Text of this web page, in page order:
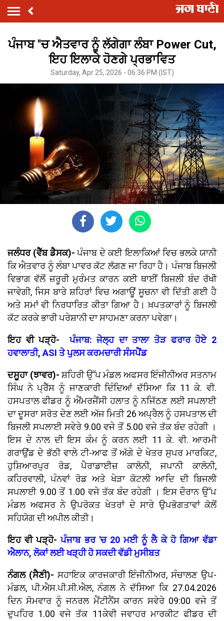
ਪੰਜਾਬ ''ਚ ਐਤਵਾਰ ਨੂੰ ਲੱਗੇਗਾ ਲੰਬਾ Power Cut,
ਇਹ ਇਲਾਕੇ ਹੋਣਗੇ ਪ੍ਰਭਾਵਿਤ
Saturday, Apr 25, 2026 - 06:36 PM (IST)
ਜਲੰਧਰ (ਵੈੱਬ ਡੈਸਕ)-ਪੰਜਾਬ ਦੇ ਕਈ ਇਲਾਕਿਆਂ ਵਿਚ ਭਲਕੇ ਯਾਨੀ
ਕਿ ਐਤਵਾਰ ਨੂੰ ਲੰਬਾ ਪਾਵਰ ਕੱਟ ਲੱਗਣ ਜਾ ਰਿਹਾ ਹੈ। ਪੰਜਾਬ ਬਿਜਲੀ
ਵਿਭਾਗ ਵੱਲੋਂ ਜ਼ਰੂਰੀ ਮੁਰੰਮਤ ਕਾਰਨ ਕਈ ਥਾਈਂ ਬਿਜਲੀ ਬੰਦ ਰੱਖੀ
ਜਾਵੇਗੀ, ਜਿਸ ਬਾਰੇ ਸ਼ਹਿਰਾਂ ਵਿਚ ਅਗਾਊਂ ਸੂਚਨਾ ਵੀ ਦਿੱਤੀ ਗਈ ਹੈ
ਅਤੇ ਸਮਾਂ ਵੀ ਨਿਰਧਾਰਿਤ ਕੀਤਾ ਗਿਆ ਹੈ। ਖ਼ਪਤਕਾਰਾਂ ਨੂੰ ਬਿਜਲੀ
ਕੱਟ ਕਰਕੇ ਭਾਰੀ ਪਰੇਸ਼ਾਨੀ ਦਾ ਸਾਹਮਣਾ ਕਰਨਾ ਪਵੇਗਾ।
ਇਹ ਵੀ ਪੜ੍ਹੋ-ਪੰਜਾਬ: ਜੇਲ੍ਹ ਦਾ ਤਾਲਾ ਤੋੜ ਫਰਾਰ ਹੋਏ 2
ਹਵਾਲਾਤੀ, ASI ਤੇ ਪੁਲਸ ਕਰਮਚਾਰੀ ਸੰਸਪੈਂਡ
ਦਸੂਹਾ (ਝਾਵਰ)- ਸ਼ਹਿਰੀ ਉੱਪ ਮੰਡਲ ਅਫਸਰ ਇੰਜੀਨੀਅਰ ਸਤਨਾਮ
ਸਿੰਘ ਨੇ ਪ੍ਰੈੱਸ ਨੂੰ ਜਾਣਕਾਰੀ ਦਿੰਦਿਆਂ ਦੱਸਿਆ ਕਿ 11 ਕੇ. ਵੀ.
ਹਸਪਤਾਲ ਫੀਡਰ ਨੂੰ ਐਂਮਰਜੈਂਸੀ ਹਲਾਤ ਨੂੰ ਨਜਿੱਠਣ ਲਈ ਸਪਲਾਈ
ਦਾ ਦੂਸਰਾ ਸਰੋਤ ਦੇਣ ਲਈ ਅੱਜ ਮਿਤੀ 26 ਅਪ੍ਰੈਲ ਨੂੰ ਹਸਪਤਾਲ ਦੀ
ਬਿਜਲੀ ਸਪਲਾਈ ਸਵੇਰੇ 9.00 ਵਜੇ ਤੋਂ 5.00 ਵਜੇ ਤੱਕ ਬੰਦ ਰਹੇਗੀ ।
ਇਸ ਦੇ ਨਾਲ ਦੀ ਇਸ ਕੰਮ ਨੂੰ ਕਰਨ ਲਈ 11 ਕੇ. ਵੀ. ਆਰਮੀ
ਗਰਾਉਂਡ ਦੇ ਭੱਠੀ ਵਾਲੇ ਟੀ-ਆਫ ਤੋਂ ਅੱਗੇ ਦੇ ਖੇਤਰ ਸੁਪਰ ਮਾਰਕਿਟ,
ਹੁਸ਼ਿਆਰਪੁਰ ਰੋਡ, ਪੈਰਾਡਾਈਜ਼ ਕਾਲੋਨੀ, ਜਪਾਨੀ ਕਾਲੋਨੀ,
ਕਹਿਰਵਾਲੀ, ਪੰਨਵਾਂ ਰੋਡ ਅਤੇ ਖੇੜਾ ਕੋਟਲੀ ਆਦਿ ਦੀ ਬਿਜਲੀ
ਸਪਲਾਈ 9.00 ਤੋਂ 1.00 ਵਜੇ ਤੱਕ ਬੰਦ ਰਹੇਗੀ । ਇਸ ਦੌਰਾਨ ਉੱਪ
ਮੰਡਲ ਅਫਸਰ ਨੇ ਉਪਰੋਕਤ ਖੇਤਰਾਂ ਦੇ ਸਾਰੇ ਉਪਭੋਗਤਾਵਾਂ ਕੋਲੋਂ
ਸਹਿਯੋਗ ਦੀ ਅਪੀਲ ਕੀਤੀ।
ਇਹ ਵੀ ਪੜ੍ਹੋ-ਪੰਜਾਬ ਭਰ 'ਚ 20 ਮਈ ਨੂੰ ਲੈ ਕੇ ਹੋ ਗਿਆ ਵੱਡਾ
ਐਲਾਨ, ਲੋਕਾਂ ਲਈ ਖੜ੍ਹੀ ਹੋ ਸਕਦੀ ਵੱਡੀ ਮੁਸੀਬਤ
ਨੰਗਲ (ਸੈਣੀ)- ਸਹਾਇਕ ਕਾਰਜਕਾਰੀ ਇੰਜੀਨੀਅਰ, ਸੰਚਾਲਣ ਉਪ-
ਮੰਡਲ, ਪੀ.ਐਸ.ਪੀ.ਸੀ.ਐਲ, ਨੰਗਲ ਨੇ ਦੱਸਿਆ ਕਿ 27.04.2026
ਦਿਨ ਸੋਮਵਾਰ ਨੂੰ ਜਨਰਲ ਮੈਂਟੀਨੈਂਸ ਕਾਰਨ ਸਵੇਰੇ 09:00 ਵਜੇ ਤੋਂ
ਦੁਪਹਿਰ 1.00 ਵਜੇ ਤੱਕ 11ਕੇਵੀ ਜਵਾਹਰ ਮਾਰਕੀਟ ਫੀਡਰ ਦੀ